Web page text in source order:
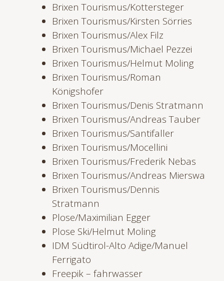
Brixen Tourismus/Kottersteger
Brixen Tourismus/Kirsten Sörries
Brixen Tourismus/Alex Filz
Brixen Tourismus/Michael Pezzei
Brixen Tourismus/Helmut Moling
Brixen Tourismus/Roman
Königshofer
Brixen Tourismus/Denis Stratmann
Brixen Tourismus/Andreas Tauber
Brixen Tourismus/Santifaller
Brixen Tourismus/Mocellini
Brixen Tourismus/Frederik Nebas
Brixen Tourismus/Andreas Mierswa
Brixen Tourismus/Dennis
Stratmann
Plose/Maximilian Egger
Plose Ski/Helmut Moling
IDM Südtirol-Alto Adige/Manuel
Ferrigato
Freepik – fahrwasser